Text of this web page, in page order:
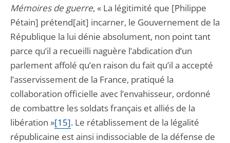
Mémoires de guerre, « La légitimité que [Philippe
Pétain] prétend[ait] incarner, le Gouvernement de la
République la lui dénie absolument, non point tant
parce qu’il a recueilli naguère l’abdication d’un
parlement affolé qu’en raison du fait qu’il a accepté
l’asservissement de la France, pratiqué la
collaboration officielle avec l’envahisseur, ordonné
de combattre les soldats français et alliés de la
libération »[15]. Le rétablissement de la légalité
républicaine est ainsi indissociable de la défense de